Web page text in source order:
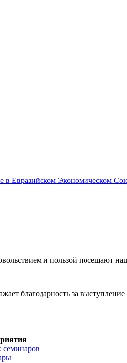
в Евразийском Экономическом
и пользой посещают
благодарность за
семинаров